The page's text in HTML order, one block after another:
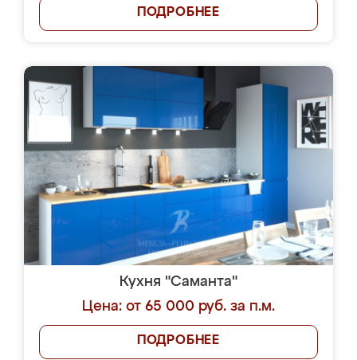
ПОДРОБНЕЕ
Кухня "Саманта"
Цена: от 65 000 руб. за п.м.
ПОДРОБНЕЕ